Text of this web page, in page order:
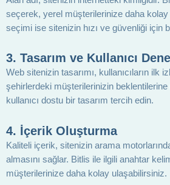
seçerek, yerel müşterilerinize daha
seçimi ise sitenizin hızı ve güvenliği için
3. Tasarım ve Kullanıcı
Web sitenizin tasarımı, kullanıcıların ilk
şehirlerdeki müşterilerinizin
kullanıcı dostu bir tasarım tercih edin.
4. İçerik Oluşturma
Kaliteli içerik, sitenizin arama
almasını sağlar. Bitlis ile ilgili anahtar
müşterilerinize daha kolay ulaşabilirsiniz.